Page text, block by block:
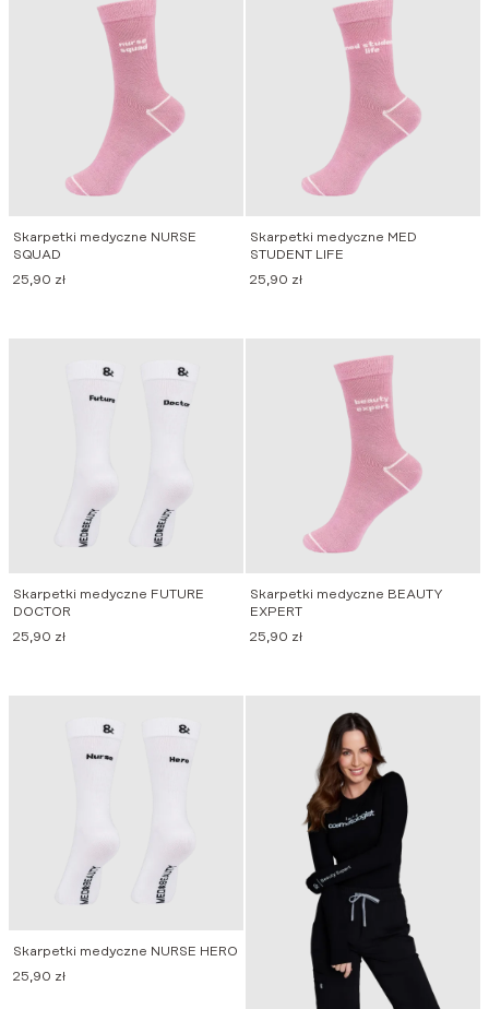
Skarpetki medyczne NURSE
SQUAD
25,90 zł
Skarpetki medyczne MED
STUDENT LIFE
25,90 zł
Skarpetki medyczne FUTURE
DOCTOR
25,90 zł
Skarpetki medyczne BEAUTY
EXPERT
25,90 zł
Skarpetki medyczne NURSE HERO
25,90 zł